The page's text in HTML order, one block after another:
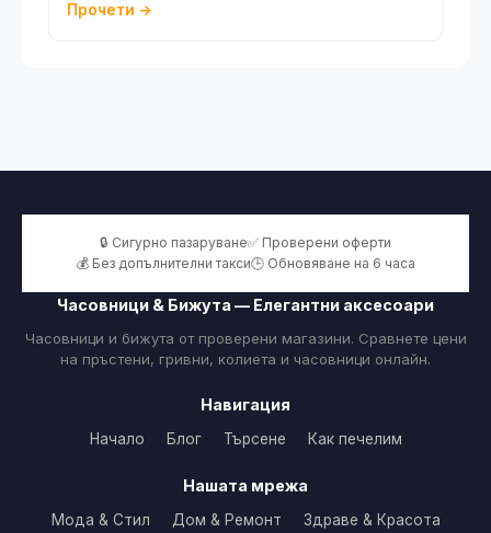
Прочети →
🔒 Сигурно пазаруване✅ Проверени оферти
💰 Без допълнителни такси🕒 Обновяване на 6 часа
Часовници & Бижута — Елегантни аксесоари
Часовници и бижута от проверени магазини. Сравнете цени
на пръстени, гривни, колиета и часовници онлайн.
Навигация
Начало Блог Търсене Как печелим
Нашата мрежа
Мода & Стил Дом & Ремонт
Здраве & Красота